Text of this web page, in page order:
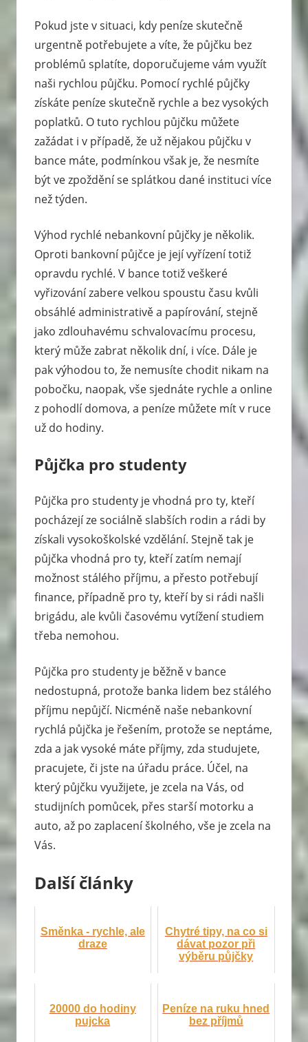
Pokud jste v situaci, kdy peníze skutečně
urgentně potřebujete a víte, že půjčku bez
problémů splatíte, doporučujeme vám využít
naši rychlou půjčku. Pomocí rychlé půjčky
získáte peníze skutečně rychle a bez vysokých
poplatků. O tuto rychlou půjčku můžete
zažádat i v případě, že už nějakou půjčku v
bance máte, podmínkou však je, že nesmíte
být ve zpoždění se splátkou dané instituci více
než týden.
Výhod rychlé nebankovní půjčky je několik.
Oproti bankovní půjčce je její vyřízení totiž
opravdu rychlé. V bance totiž veškeré
vyřizování zabere velkou spoustu času kvůli
obsáhlé administrativě a papírování, stejně
jako zdlouhavému schvalovacímu procesu,
který může zabrat několik dní, i více. Dále je
pak výhodou to, že nemusíte chodit nikam na
pobočku, naopak, vše sjednáte rychle a online
z pohodlí domova, a peníze můžete mít v ruce
už do hodiny.
Půjčka pro studenty
Půjčka pro studenty je vhodná pro ty, kteří
pocházejí ze sociálně slabších rodin a rádi by
získali vysokoškolské vzdělání. Stejně tak je
půjčka vhodná pro ty, kteří zatím nemají
možnost stálého příjmu, a přesto potřebují
finance, případně pro ty, kteří by si rádi našli
brigádu, ale kvůli časovému vytížení studiem
třeba nemohou.
Půjčka pro studenty je běžně v bance
nedostupná, protože banka lidem bez stálého
příjmu nepůjčí. Nicméně naše nebankovní
rychlá půjčka je řešením, protože se neptáme,
zda a jak vysoké máte příjmy, zda studujete,
pracujete, či jste na úřadu práce. Účel, na
který půjčku využijete, je zcela na Vás, od
studijních pomůcek, přes starší motorku a
auto, až po zaplacení školného, vše je zcela na
Vás.
Další články
Směnka - rychle, ale
draze
Chytré tipy, na co si
dávat pozor při
výběru půjčky
20000 do hodiny
pujcka
Peníze na ruku hned
bez příjmů